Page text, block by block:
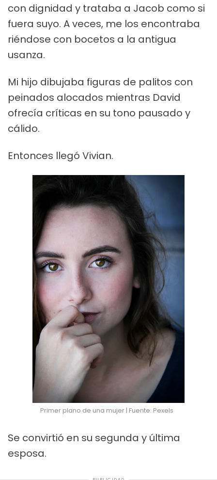
con dignidad y trataba a Jacob como si
fuera suyo. A veces, me los encontraba
riéndose con bocetos a la antigua
usanza.
Mi hijo dibujaba figuras de palitos con
peinados alocados mientras David
ofrecía críticas en su tono pausado y
cálido.
Entonces llegó Vivian.
Primer plano de una mujer | Fuente: Pexels
Se convirtió en su segunda y última
esposa.